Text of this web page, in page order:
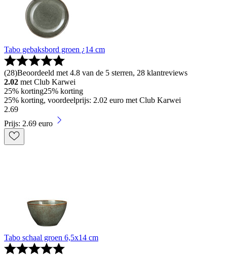
Tabo gebaksbord groen ¿14 cm
(28)Beoordeeld met 4.8 van de 5 sterren, 28 klantreviews
2.02 met Club Karwei
25% korting25% korting
25% korting, voordeelprijs: 2.02 euro met Club Karwei
2.69
Prijs: 2.69 euro
Tabo schaal groen 6,5x14 cm